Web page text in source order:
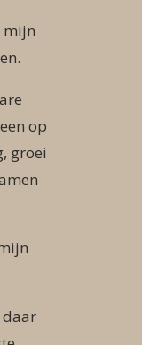
mijn
op
groei
daar